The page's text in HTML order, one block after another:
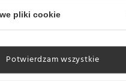
zbiornika o pojemności
z tyłu ekspresu.
w system Anti-drop z
pliki cookie
Potwierdzam wszystkie